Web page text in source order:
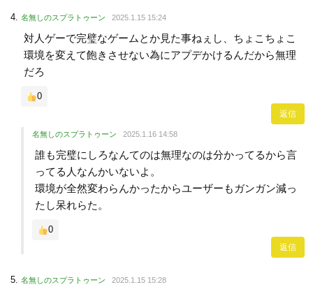
名無しのスプラトゥーン 2025.1.15 15:24
対人ゲーで完璧なゲームとか見た事ねぇし、ちょこちょこ
環境を変えて飽きさせない為にアプデかけるんだから無理
だろ
0
返信
名無しのスプラトゥーン 2025.1.16 14:58
誰も完璧にしろなんてのは無理なのは分かってるから言
ってる人なんかいないよ。
環境が全然変わらんかったからユーザーもガンガン減っ
たし呆れらた。
0
返信
名無しのスプラトゥーン 2025.1.15 15:28